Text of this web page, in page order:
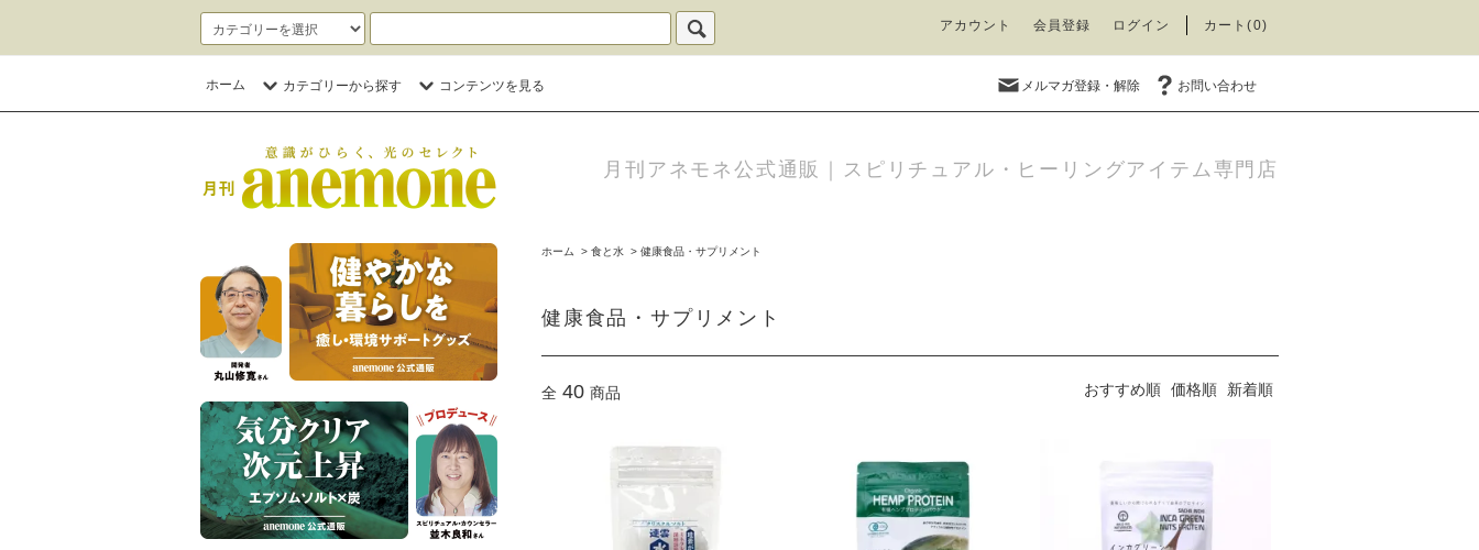
アカウント 会員登録 ログイン カート(0)
ホーム カテゴリーから探す コンテンツを見る メルマガ登録・解除 お問い合わせ
月刊アネモネ公式通販｜スピリチュアル・ヒーリングアイテム専門店
ホーム > 食と水 > 健康食品・サプリメント
健康食品・サプリメント
全 40 商品 おすすめ順 価格順 新着順